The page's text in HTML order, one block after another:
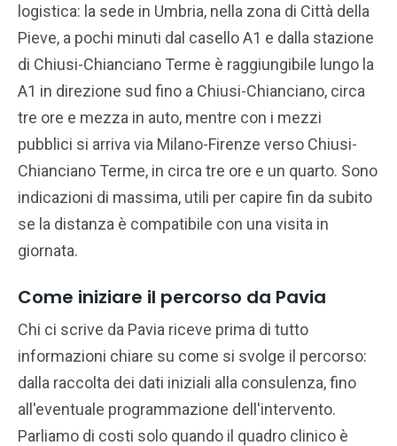
logistica: la sede in Umbria, nella zona di Città della
Pieve, a pochi minuti dal casello A1 e dalla stazione
di Chiusi-Chianciano Terme è raggiungibile lungo la
A1 in direzione sud fino a Chiusi-Chianciano, circa
tre ore e mezza in auto, mentre con i mezzi
pubblici si arriva via Milano-Firenze verso Chiusi-
Chianciano Terme, in circa tre ore e un quarto. Sono
indicazioni di massima, utili per capire fin da subito
se la distanza è compatibile con una visita in
giornata.
Come iniziare il percorso da Pavia
Chi ci scrive da Pavia riceve prima di tutto
informazioni chiare su come si svolge il percorso:
dalla raccolta dei dati iniziali alla consulenza, fino
all'eventuale programmazione dell'intervento.
Parliamo di costi solo quando il quadro clinico è